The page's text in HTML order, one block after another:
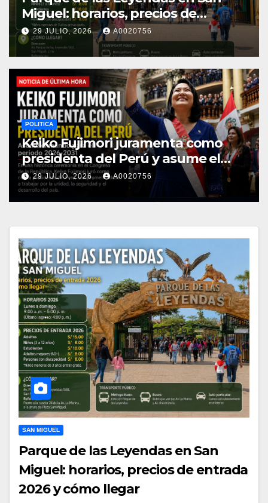
Miguel: horarios, precios de
entrada 2026 y cómo llegar
29 JULIO, 2026 A0020756
POLITICA
Keiko Fujimori juramenta como
presidenta del Perú y asume el
mando para el periodo 2026-2031
29 JULIO, 2026 A0020756
SAN MIGUEL
Parque de las Leyendas en San
Miguel: horarios, precios de entrada
2026 y cómo llegar